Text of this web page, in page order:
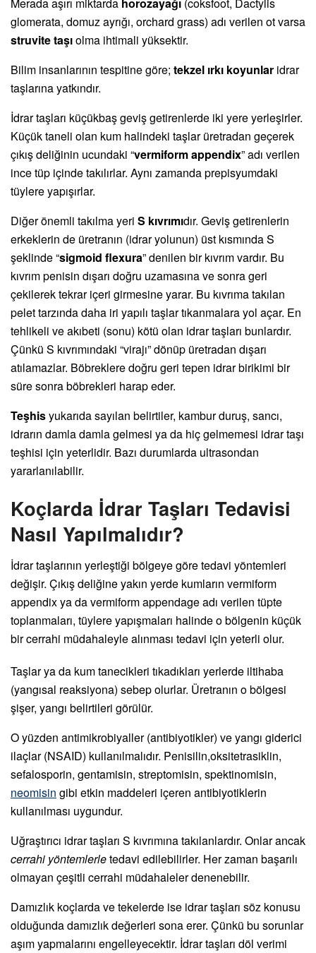
glomerata, domuz ayrığı, orchard grass) adı verilen ot varsa
struvite taşıolma ihtimali yüksektir.
Bilim insanlarının tespitine göre; tekzel ırkı koyunlar idrar
taşlarına yatkındır.
İdrar taşları küçükbaş geviş getirenlerde iki yere yerleşirler.
Küçük taneli olan kum halindeki taşlar üretradan geçerek
çıkış deliğinin ucundaki “vermiform appendix” adı verilen
ince tüp içinde takılırlar. Aynı zamanda prepisyumdaki
tüylere yapışırlar.
Diğer önemli takılma yeri S kıvrımıdır. Geviş getirenlerin
erkeklerin de üretranın (idrar yolunun) üst kısmında S
şeklinde “sigmoid flexura” denilen bir kıvrım vardır. Bu
kıvrım penisin dışarı doğru uzamasına ve sonra geri
çekilerek tekrar içeri girmesine yarar. Bu kıvrıma takılan
pelet tarzında daha iri yapılı taşlar tıkanmalara yol açar. En
tehlikeli ve akıbeti (sonu) kötü olan idrar taşları bunlardır.
Çünkü S kıvrımındaki “virajı” dönüp üretradan dışarı
atılamazlar. Böbreklere doğru geri tepen idrar birikimi bir
süre sonra böbrekleri harap eder.
Teşhisyukarıda sayılan belirtiler, kambur duruş, sancı,
idrarın damla damla gelmesi ya da hiç gelmemesi idrar taşı
teşhisi için yeterlidir. Bazı durumlarda ultrasondan
yararlanılabilir.
Koçlarda İdrar Taşları Tedavisi
Nasıl Yapılmalıdır?
İdrar taşlarının yerleştiği bölgeye göre tedavi yöntemleri
değişir. Çıkış deliğine yakın yerde kumların vermiform
appendix ya da vermiform appendage adı verilen tüpte
toplanmaları, tüylere yapışmaları halinde o bölgenin küçük
bir cerrahi müdahaleyle alınması tedavi için yeterli olur.
Taşlar ya da kum tanecikleri tıkadıkları yerlerde iltihaba
(yangısal reaksiyona) sebep olurlar. Üretranın o bölgesi
şişer, yangı belirtileri görülür.
O yüzden antimikrobiyaller (antibiyotikler) ve yangı giderici
ilaçlar (NSAID) kullanılmalıdır. Penisilin,oksitetrasiklin,
sefalosporin, gentamisin, streptomisin, spektinomisin,
neomisin gibi etkin maddeleri içeren antibiyotiklerin
kullanılması uygundur.
Uğraştırıcı idrar taşları S kıvrımına takılanlardır. Onlar ancak
cerrahi yöntemlerletedavi edilebilirler. Her zaman başarılı
olmayan çeşitli cerrahi müdahaleler denenebilir.
Damızlık koçlarda ve tekelerde ise idrar taşları söz konusu
olduğunda damızlık değerleri sona erer. Çünkü bu sorunlar
aşım yapmalarını engelleyecektir. İdrar taşları döl verimi